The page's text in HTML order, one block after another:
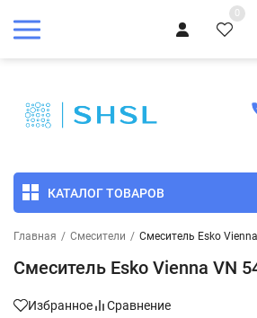
0
КАТАЛОГ ТОВАРОВ
Главная / Смесители / Смеситель Esko
Смеситель Esko Vienna VN
Избранное Сравнение